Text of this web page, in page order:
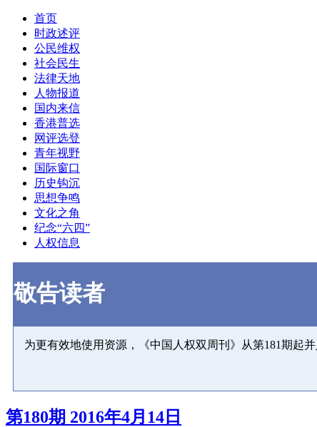
首页
时政述评
公民维权
社会民生
法律天地
人物报道
国内来信
香港普选
网评选登
青年视野
国际窗口
历史钩沉
思想争鸣
文化之角
纪念“六四”
人权信息
敬告读者
为更有效地使用资源，《中国人权双周刊》从第181期起
第180期 2016年4月14日